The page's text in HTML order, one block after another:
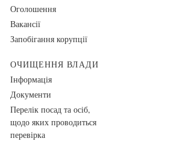
Оголошення
Вакансії
Запобігання корупції
ОЧИЩЕННЯ ВЛАДИ
Інформація
Документи
Перелік посад та осіб,
щодо яких проводиться
перевірка